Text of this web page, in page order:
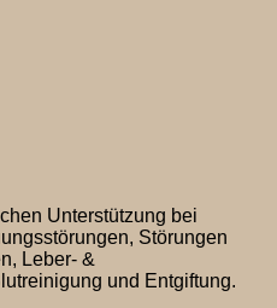
Unterstützung bei
Störungen
Leber- &
und Entgiftung.